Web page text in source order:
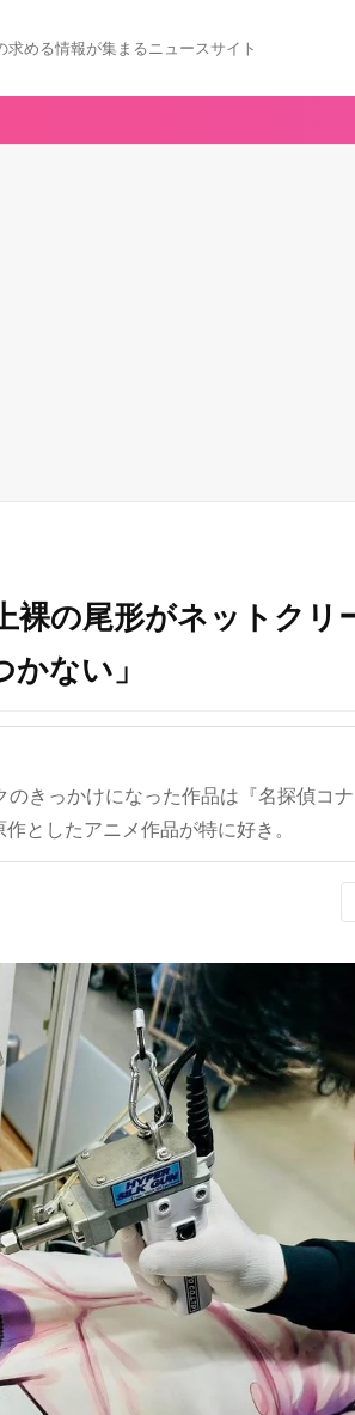
める情報が集まるニュースサイト
裸の尾形がネットクリ
ない」
きっかけになった作品は『名探偵コナ
としたアニメ作品が特に好き。